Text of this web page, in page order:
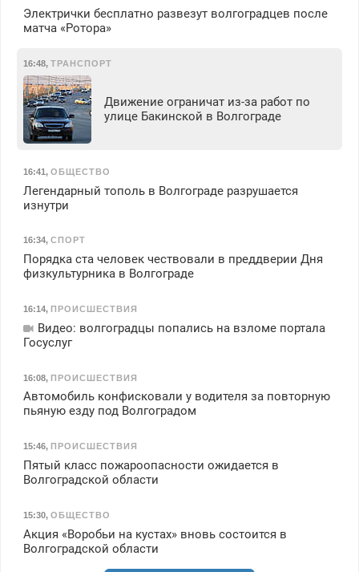
Электрички бесплатно развезут волгоградцев после
матча «Ротора»
16:48, ТРАНСПОРТ
Движение ограничат из-за работ по
улице Бакинской в Волгограде
16:41, ОБЩЕСТВО
Легендарный тополь в Волгограде разрушается
изнутри
16:34, СПОРТ
Порядка ста человек чествовали в преддверии Дня
физкультурника в Волгограде
16:14, ПРОИСШЕСТВИЯ
Видео: волгоградцы попались на взломе портала
Госуслуг
16:08, ПРОИСШЕСТВИЯ
Автомобиль конфисковали у водителя за повторную
пьяную езду под Волгоградом
15:46, ПРОИСШЕСТВИЯ
Пятый класс пожароопасности ожидается в
Волгоградской области
15:30, ОБЩЕСТВО
Акция «Воробьи на кустах» вновь состоится в
Волгоградской области